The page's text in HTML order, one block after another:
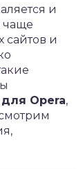
и
чаще
сайтов и
Opera,